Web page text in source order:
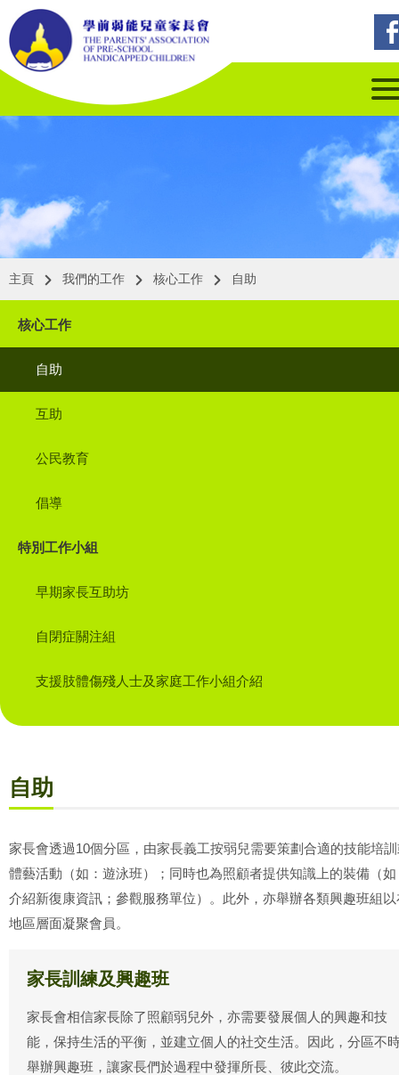
主頁 我們的工作 核心工作 自助
核心工作
自助
互助
公民教育
倡導
特別工作小組
早期家長互助坊
自閉症關注組
支援肢體傷殘人士及家庭工作小組介紹
自助
家長會透過10個分區，由家長義工按弱兒需要策劃合適的技能培
體藝活動（如：遊泳班）；同時也為照顧者提供知識上的裝備（如
介紹新復康資訊；參觀服務單位）。此外，亦舉辦各類興趣班組以
地區層面凝聚會員。
家長訓練及興趣班
家長會相信家長除了照顧弱兒外，亦需要發展個人的興趣和技
能，保持生活的平衡，並建立個人的社交生活。因此，分區不
舉辦興趣班，讓家長們於過程中發揮所長、彼此交流。